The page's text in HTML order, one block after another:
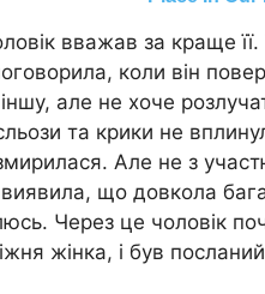
вважав за краще
коли він
але не хоче
та крики не
Але не з
що довкола
Через це чоловік
жінка, і був посланий